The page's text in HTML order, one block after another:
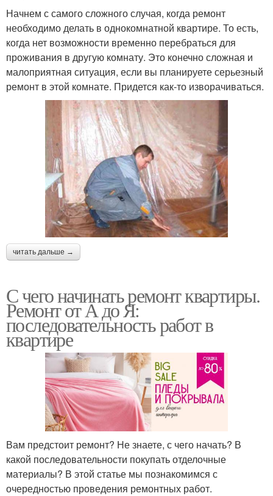
Начнем с самого сложного случая, когда ремонт
необходимо делать в однокомнатной квартире. То есть,
когда нет возможности временно перебраться для
проживания в другую комнату. Это конечно сложная и
малоприятная ситуация, если вы планируете серьезный
ремонт в этой комнате. Придется как-то изворачиваться.
читать дальше →
С чего начинать ремонт квартиры.
Ремонт от А до Я:
последовательность работ в
квартире
Вам предстоит ремонт? Не знаете, с чего начать? В
какой последовательности покупать отделочные
материалы? В этой статье мы познакомимся с
очередностью проведения ремонтных работ.